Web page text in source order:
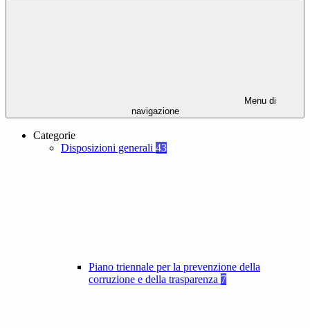
Menu di
navigazione
Categorie
Disposizioni generali 43
Piano triennale per la prevenzione della
corruzione e della trasparenza 7